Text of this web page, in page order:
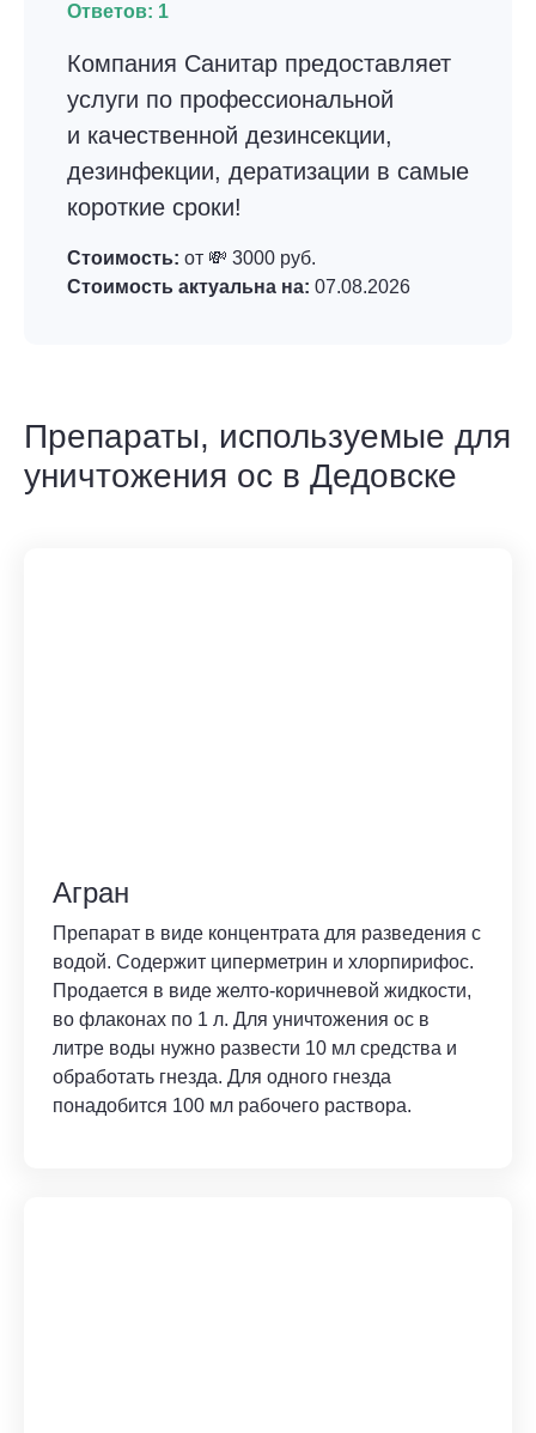
Ответов: 1
Компания Санитар предоставляет
услуги по профессиональной
и качественной дезинсекции,
дезинфекции, дератизации в самые
короткие сроки!
Стоимость: от 💸 3000 руб.
Стоимость актуальна на: 07.08.2026
Препараты, используемые для
уничтожения ос в Дедовске
Агран
Препарат в виде концентрата для разведения с
водой. Содержит циперметрин и хлорпирифос.
Продается в виде желто-коричневой жидкости,
во флаконах по 1 л. Для уничтожения ос в
литре воды нужно развести 10 мл средства и
обработать гнезда. Для одного гнезда
понадобится 100 мл рабочего раствора.